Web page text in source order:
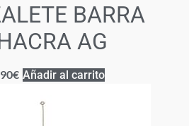
BARRA
AG
€ Añadir al carrito